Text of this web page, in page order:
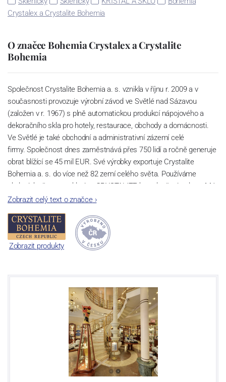
Crystalex a Crystalite Bohemia
O značce Bohemia Crystalex a Crystalite
Bohemia
Společnost Crystalite Bohemia a. s. vznikla v říjnu r. 2009 a v
současnosti provozuje výrobní závod ve Světlé nad Sázavou
(založen v r. 1967) s plně automatickou produkcí nápojového a
dekoračního skla pro hotely, restaurace, obchody a domácnosti.
Ve Světlé je také obchodní a administrativní zázemí celé
firmy. Společnost dnes zaměstnává přes 750 lidí a ročně generuje
obrat blížící se 45 mil EUR. Své výrobky exportuje Crystalite
Bohemia a. s. do více než 82 zemí celého světa. Používáme
ekologicky šetrnou sklovinu CRYSTALITE bez sloučenin olova. Má
perfektní lom světla a vysokou pevnost a životnost díky příměsi
velkém počtu cyklů.
Sklárna Světlá nad Sázavou
Ruční výroba zde byla spuštěna v r.1970, automatická výroba pak
v r. 1975 - strojní foukání výrobků. V letech 1998 – 2000 byly
instalovány tavící agregáty a velké lisy umožňující výrobu předmětů
o velikosti do 45 cm, s maximální hmotností do 5 kg. V r. 2008 byla
výroba v továrně pod značkou Sklo Bohemia a.s. kvůli špatné
finanční situaci zastavena. Znovuotevření se sklárna dočkala
v říjnu r. 2009 pod novým jménem Crystalite Bohemia s. r. o.
s novým majitelem - podnikatelem Luborem Cervou. V
Zobrazit celý text o značce›
Zobrazit produkty